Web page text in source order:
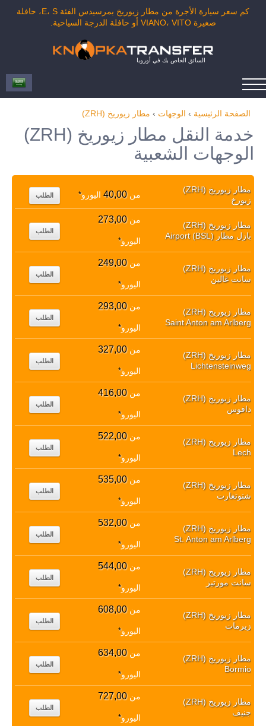
كم سعر سيارة الأجرة من مطار زيوريخ بمرسيدس الفئة E، S، حافلة
صغيرة VIANO، VITO أو حافلة الدرجة السياحية.
السائق الخاص بك في أوروبا
الصفحة الرئيسية › الوجهات › مطار زيوريخ (ZRH)
خدمة النقل مطار زيوريخ (ZRH)
الوجهات الشعبية
مطار زيوريخ (ZRH)
زيورخ
من40,00 اليورو* الطلب
مطار زيوريخ (ZRH)
بازل مطار Airport (BSL)
من273,00
اليورو*
الطلب
مطار زيوريخ (ZRH)
سانت غالين
من249,00
اليورو*
الطلب
مطار زيوريخ (ZRH)
Saint Anton am Arlberg
من293,00
اليورو*
الطلب
مطار زيوريخ (ZRH)
Lichtensteinweg
من327,00
اليورو*
الطلب
مطار زيوريخ (ZRH)
دافوس
من416,00
اليورو*
الطلب
مطار زيوريخ (ZRH)
Lech
من522,00
اليورو*
الطلب
مطار زيوريخ (ZRH)
شتوتغارت
من535,00
اليورو*
الطلب
مطار زيوريخ (ZRH)
St. Anton am Arlberg
من532,00
اليورو*
الطلب
مطار زيوريخ (ZRH)
سانت مورتيز
من544,00
اليورو*
الطلب
مطار زيوريخ (ZRH)
زيرمات
من608,00
اليورو*
الطلب
مطار زيوريخ (ZRH)
Bormio
من634,00
اليورو*
الطلب
مطار زيوريخ (ZRH)
جنيف
من727,00
اليورو*
الطلب